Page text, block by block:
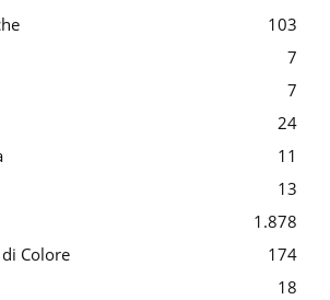
103
7
7
24
11
13
1.878
Colore
174
18